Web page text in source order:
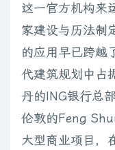
这一官方机构来
家建设与历法制
的应用早已跨越
代建筑规划中占
丹的ING银行总
伦敦的Feng
大型商业项目，